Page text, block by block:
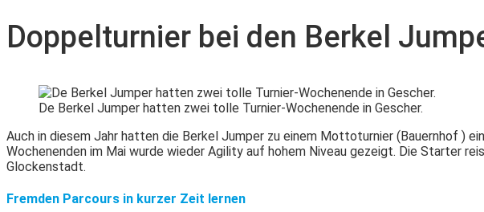
Doppelturnier bei den Berkel
De Berkel Jumper hatten zwei tolle Turnier-Wochenende in Gescher.
Auch in diesem Jahr hatten die Berkel Jumper zu einem Mottoturnier (Bauernhof )
Wochenenden im Mai wurde wieder Agility auf hohem Niveau gezeigt. Die Starter
Glockenstadt.
Fremden Parcours in kurzer Zeit lernen